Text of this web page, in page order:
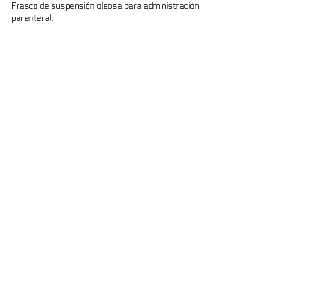
Frasco de suspensión oleosa para administración
parenteral.